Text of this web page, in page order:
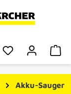
Du hast 0
Akku-Sauger